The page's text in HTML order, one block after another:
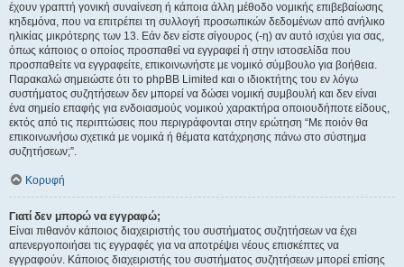
έχουν γραπτή γονική συναίνεση ή κάποια άλλη μέθοδο νομικής επιβεβαίωσης
κηδεμόνα, που να επιτρέπει τη συλλογή προσωπικών δεδομένων από ανήλικο
ηλικίας μικρότερης των 13. Εάν δεν είστε σίγουρος (-η) αν αυτό ισχύει για σας,
όπως κάποιος ο οποίος προσπαθεί να εγγραφεί ή στην ιστοσελίδα που
προσπαθείτε να εγγραφείτε, επικοινωνήστε με νομικό σύμβουλο για βοήθεια.
Παρακαλώ σημειώστε ότι το phpBB Limited και ο ιδιοκτήτης του εν λόγω
συστήματος συζητήσεων δεν μπορεί να δώσει νομική συμβουλή και δεν είναι
ένα σημείο επαφής για ενδοιασμούς νομικού χαρακτήρα οποιουδήποτε είδους,
εκτός από τις περιπτώσεις που περιγράφονται στην ερώτηση “Με ποιόν θα
επικοινωνήσω σχετικά με νομικά ή θέματα κατάχρησης πάνω στο σύστημα
συζητήσεων;”.
Κορυφή
Γιατί δεν μπορώ να εγγραφώ;
Είναι πιθανόν κάποιος διαχειριστής του συστήματος συζητήσεων να έχει
απενεργοποιήσει τις εγγραφές για να αποτρέψει νέους επισκέπτες να
εγγραφούν. Κάποιος διαχειριστής του συστήματος συζητήσεων μπορεί επίσης